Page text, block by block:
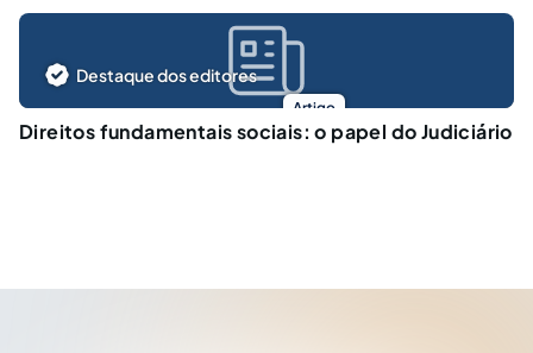
Artigo
Destaque dos editores
Direitos fundamentais sociais: o papel do Judiciário